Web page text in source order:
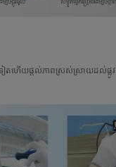
ៀតហើយផ្តល់ភាពស្រស់ស្រាយដល់ផ្លូវ